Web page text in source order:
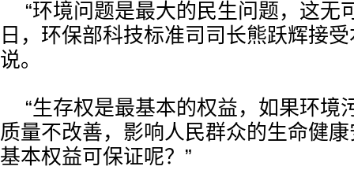
“环境问题是最大的民生问题，这无
日，环保部科技标准司司长熊跃辉接
说。
“生存权是最基本的权益，如果环境
质量不改善，影响人民群众的生命健
基本权益可保证呢？”